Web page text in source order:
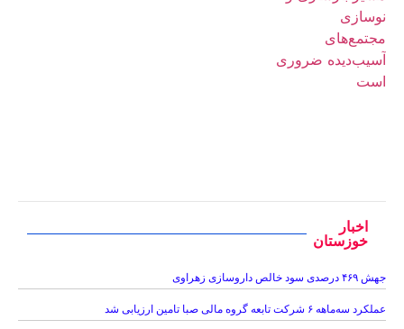
اخبار
خوزستان
جهش ۴۶۹ درصدی سود خالص داروسازی زهراوی
عملکرد سه‌ماهه ۶ شرکت‌ تابعه گروه مالی صبا تامین ارزیابی شد